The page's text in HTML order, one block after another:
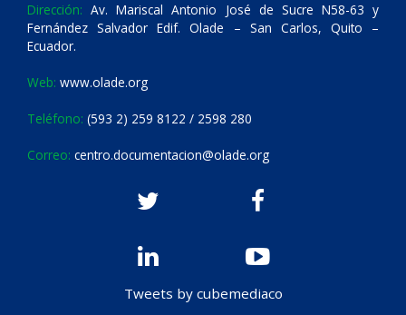
Dirección: Av. Mariscal Antonio José de Sucre N58-63 y
Fernández Salvador Edif. Olade – San Carlos, Quito –
Ecuador.
Web: www.olade.org
Teléfono: (593 2) 259 8122 / 2598 280
Correo: centro.documentacion@olade.org
Tweets by cubemediaco